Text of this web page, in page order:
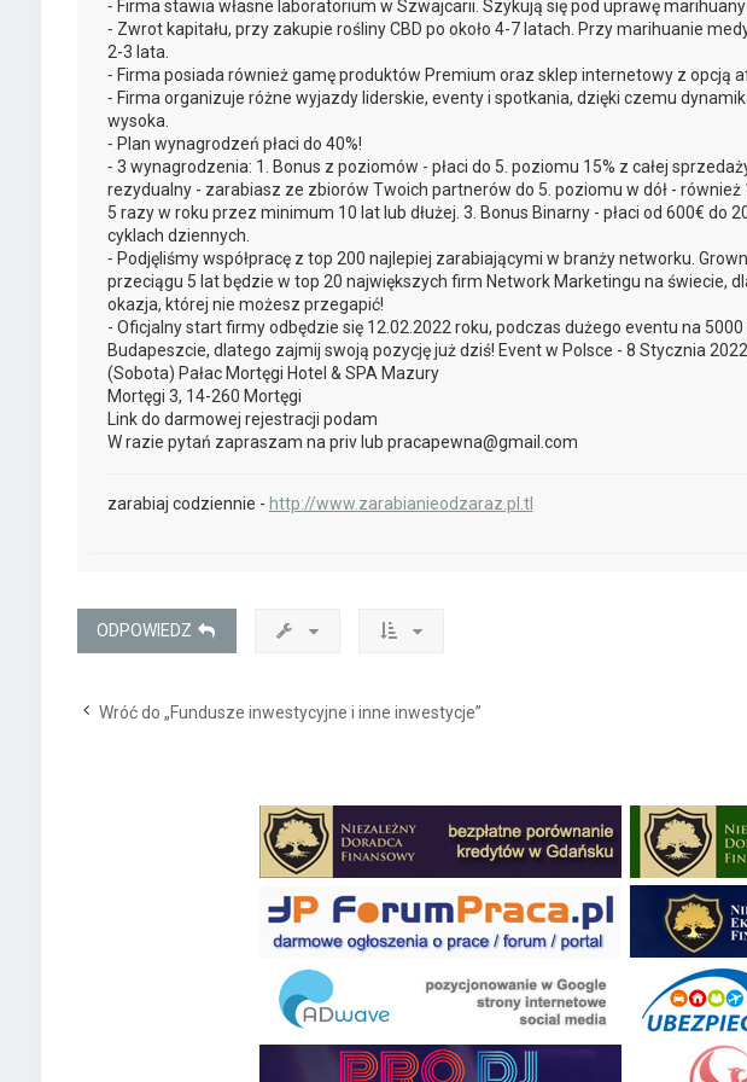
⁃ Firma stawia własne laboratorium w Szwajcarii. Szykują się pod uprawę
⁃ Zwrot kapitału, przy zakupie rośliny CBD po około 4-7 latach. Przy marihuanie
2-3 lata.
⁃ Firma posiada również gamę produktów Premium oraz sklep internetowy z opcją
⁃ Firma organizuje różne wyjazdy liderskie, eventy i spotkania, dzięki czemu
wysoka.
⁃ Plan wynagrodzeń płaci do 40%!
⁃ 3 wynagrodzenia: 1. Bonus z poziomów - płaci do 5. poziomu 15% z całej
rezydualny - zarabiasz ze zbiorów Twoich partnerów do 5. poziomu w dół - również
5 razy w roku przez minimum 10 lat lub dłużej. 3. Bonus Binarny - płaci od 600€ do
cyklach dziennych.
⁃ Podjęliśmy współpracę z top 200 najlepiej zarabiającymi w branży networku.
przeciągu 5 lat będzie w top 20 największych firm Network Marketingu na świecie,
okazja, której nie możesz przegapić!
- Oficjalny start firmy odbędzie się 12.02.2022 roku, podczas dużego eventu na 5000
Budapeszcie, dlatego zajmij swoją pozycję już dziś! Event w Polsce - 8 Stycznia
(Sobota) Pałac Mortęgi Hotel & SPA Mazury
Mortęgi 3, 14-260 Mortęgi
Link do darmowej rejestracji podam
W razie pytań zapraszam na priv lub pracapewna@gmail.com
zarabiaj codziennie - http://www.zarabianieodzaraz.pl.tl
ODPOWIEDZ
Wróć do „Fundusze inwestycyjne i inne inwestycje”